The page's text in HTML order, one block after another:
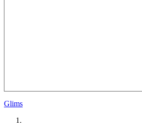
Glims